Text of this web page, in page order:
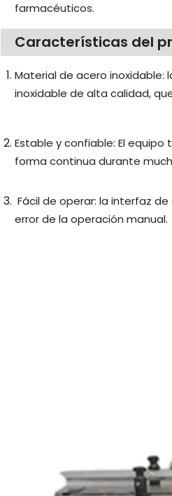
farmacéuticos.
Características del
Material de acero
inoxidable de alta calidad,
Estable y confiable: El
forma continua durante
Fácil de operar: la interfaz
error de la operación manual.